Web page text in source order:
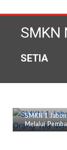
to
contentSMKN
SETIA
SMKN 1
Melalui